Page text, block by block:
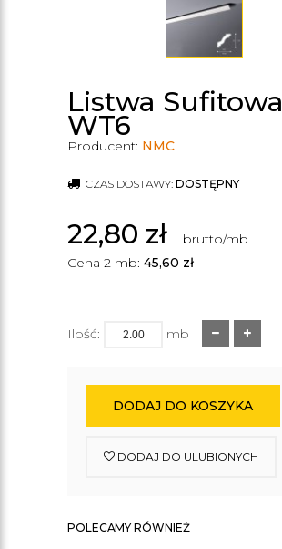
Listwa Sufitowa
WT6
Producent: NMC
CZAS DOSTAWY: DOSTĘPNY
22,80 zł
brutto/mb
Cena 2 mb: 45,60 zł
Ilość: mb
DODAJ DO KOSZYKA
DODAJ DO ULUBIONYCH
POLECAMY RÓWNIEŻ